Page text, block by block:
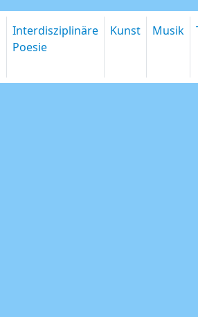
Interdisziplinäre
Poesie
Kunst Musik